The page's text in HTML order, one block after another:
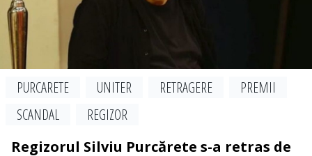
PURCARETE UNITER RETRAGERE
PREMII
SCANDAL
REGIZOR
Regizorul Silviu Purcărete s-a retras de